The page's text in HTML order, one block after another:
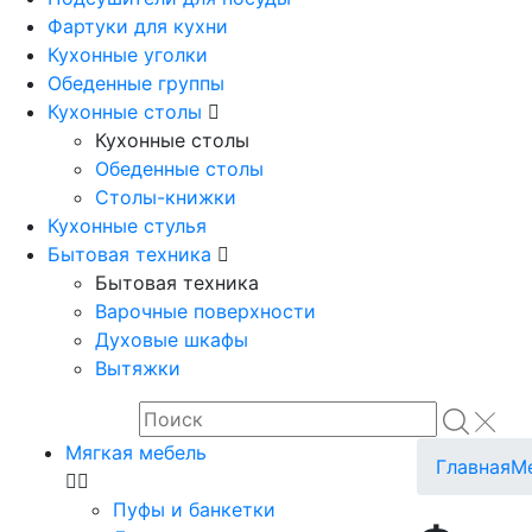
Фартуки для кухни
Кухонные уголки
Обеденные группы
Кухонные столы
Кухонные столы
Обеденные столы
Столы-книжки
Кухонные стулья
Бытовая техника
Бытовая техника
Варочные поверхности
Духовые шкафы
Вытяжки
Мягкая мебель
Пуфы и банкетки
Главная